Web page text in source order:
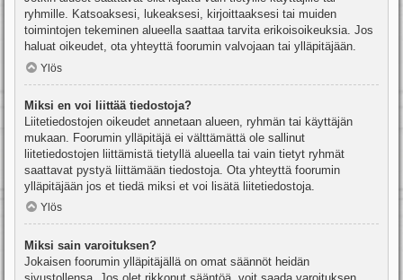
ryhmille. Katsoaksesi, lukeaksesi, kirjoittaaksesi tai muiden
toimintojen tekeminen alueella saattaa tarvita erikoisoikeuksia. Jos
haluat oikeudet, ota yhteyttä foorumin valvojaan tai ylläpitäjään.
Ylös
Miksi en voi liittää tiedostoja?
Liitetiedostojen oikeudet annetaan alueen, ryhmän tai käyttäjän
mukaan. Foorumin ylläpitäjä ei välttämättä ole sallinut
liitetiedostojen liittämistä tietyllä alueella tai vain tietyt ryhmät
saattavat pystyä liittämään tiedostoja. Ota yhteyttä foorumin
ylläpitäjään jos et tiedä miksi et voi lisätä liitetiedostoja.
Ylös
Miksi sain varoituksen?
Jokaisen foorumin ylläpitäjällä on omat säännöt heidän